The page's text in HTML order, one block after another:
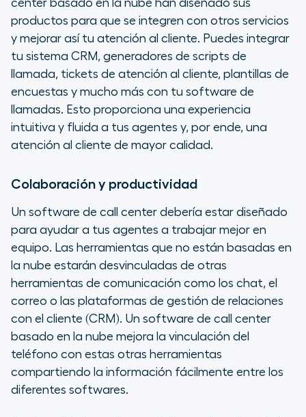
center basado en la nube han diseñado sus
productos para que se integren con otros servicios
y mejorar así tu atención al cliente. Puedes integrar
tu sistema CRM, generadores de scripts de
llamada, tickets de atención al cliente, plantillas de
encuestas y mucho más con tu software de
llamadas. Esto proporciona una experiencia
intuitiva y fluida a tus agentes y, por ende, una
atención al cliente de mayor calidad.
Colaboración y productividad
Un software de call center debería estar diseñado
para ayudar a tus agentes a trabajar mejor en
equipo. Las herramientas que no están basadas en
la nube estarán desvinculadas de otras
herramientas de comunicación como los chat, el
correo o las plataformas de gestión de relaciones
con el cliente (CRM). Un software de call center
basado en la nube mejora la vinculación del
teléfono con estas otras herramientas
compartiendo la información fácilmente entre los
diferentes softwares.